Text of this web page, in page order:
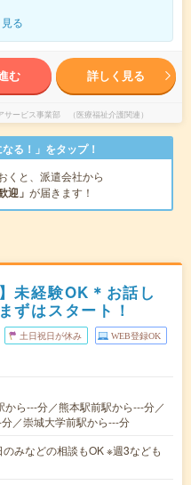
る
む 詳しく見る
ービス事業部 （医療福祉介護関連）
る！」をタップ！
くと、派遣会社から
迎」 が届きます！
未経験OK＊お話し
ずはスタート！
土日祝日が休み WEB登録OK
ら---分／熊本駅前駅から---分／
／崇城大学前駅から---分
みなどの相談もOK ※週3なども